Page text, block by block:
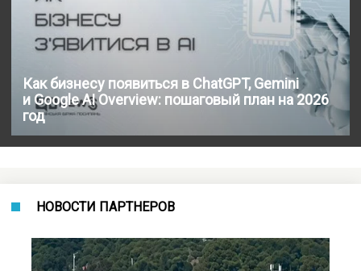
Как бизнесу появиться в ChatGPT, Gemini
и Google AI Overview: пошаговый план на 2026
год
НОВОСТИ ПАРТНЕРОВ